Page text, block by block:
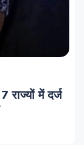
राज्यों में दर्ज